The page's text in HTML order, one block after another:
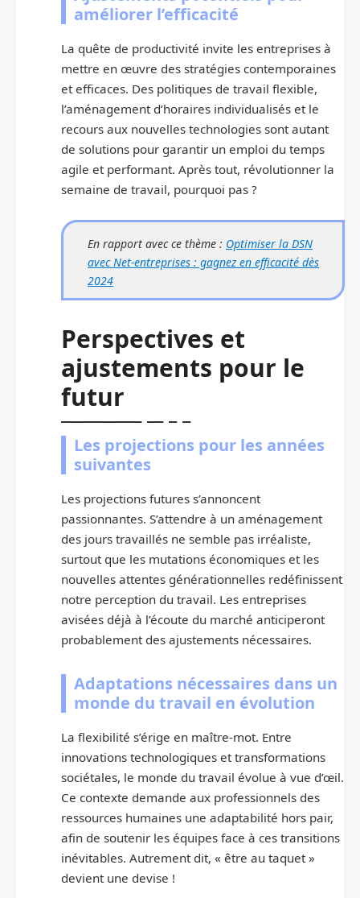
améliorer l’efficacité
La quête de productivité invite les entreprises à
mettre en œuvre des stratégies contemporaines
et efficaces. Des politiques de travail flexible,
l’aménagement d’horaires individualisés et le
recours aux nouvelles technologies sont autant
de solutions pour garantir un emploi du temps
agile et performant. Après tout, révolutionner la
semaine de travail, pourquoi pas ?
En rapport avec ce thème : Optimiser la DSN
avec Net-entreprises : gagnez en efficacité dès
2024
Perspectives et
ajustements pour le
futur
Les projections pour les années
suivantes
Les projections futures s’annoncent
passionnantes. S’attendre à un aménagement
des jours travaillés ne semble pas irréaliste,
surtout que les mutations économiques et les
nouvelles attentes générationnelles redéfinissent
notre perception du travail. Les entreprises
avisées déjà à l’écoute du marché anticiperont
probablement des ajustements nécessaires.
Adaptations nécessaires dans un
monde du travail en évolution
La flexibilité s’érige en maître-mot. Entre
innovations technologiques et transformations
sociétales, le monde du travail évolue à vue d’œil.
Ce contexte demande aux professionnels des
ressources humaines une adaptabilité hors pair,
afin de soutenir les équipes face à ces transitions
inévitables. Autrement dit, « être au taquet »
devient une devise !